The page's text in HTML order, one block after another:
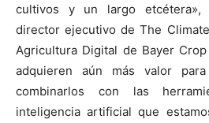
cultivos y un largo etcétera»,
director ejecutivo de The
Agricultura Digital de Bayer
adquieren aún más valor
combinarlos con las
inteligencia artificial que